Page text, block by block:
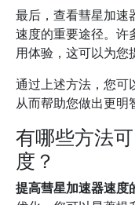
最后，查看彗星加速
速度的重要途径。许
用体验，这可以为您
通过上述方法，您可
从而帮助您做出更明
有哪些方法
度？
提高彗星加速器速度